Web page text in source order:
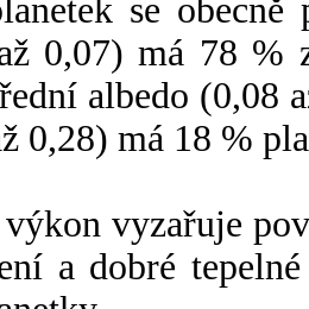
se
0,07) má 78 %
albedo (0,08
0,28) má 18 %
vyzařuje
a dobré